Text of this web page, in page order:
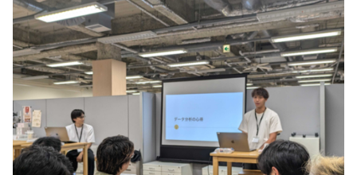
インタビュー
就活成功ガイド
リファレンス
プラン
個人向けプラン
法人向けプラン
再チャレンジ結果一覧
paiza times
note